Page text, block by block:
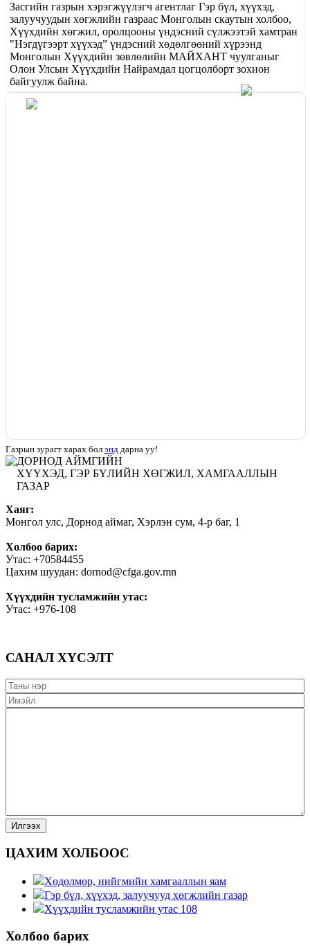
Засгийн газрын хэрэгжүүлэгч агентлаг Гэр бүл, хүүхэд,
залуучуудын хөгжлийн газраас Монголын скаутын холбоо,
Хүүхдийн хөгжил, оролцооны үндэсний сүлжээтэй хамтран
"Нэгдүгээрт хүүхэд” үндэсний хөдөлгөөний хүрээнд
Монголын Хүүхдийн зөвлөлийн МАЙХАНТ чуулганыг
Олон Улсын Хүүхдийн Найрамдал цогцолборт зохион
байгуулж байна.
Газрын зурагт харах бол энд дарна уу!
ДОРНОД АЙМГИЙН
ХҮҮХЭД, ГЭР БҮЛИЙН ХӨГЖИЛ, ХАМГААЛЛЫН
ГАЗАР
Хаяг:
Монгол улс, Дорнод аймаг, Хэрлэн сум, 4-р баг, 1
Холбоо барих:
Утас: +70584455
Цахим шуудан: dornod@cfga.gov.mn
Хүүхдийн тусламжийн утас:
Утас: +976-108
САНАЛ ХҮСЭЛТ
ЦАХИМ ХОЛБООС
Хөдөлмөр, нийгмийн хамгааллын яам
Гэр бүл, хүүхэд, залуучууд хөгжлийн газар
Хүүхдийн тусламжийн утас 108
Холбоо барих